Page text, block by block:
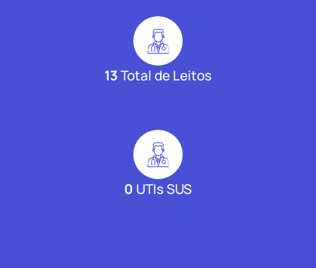
13Total de Leitos
0 UTIs SUS